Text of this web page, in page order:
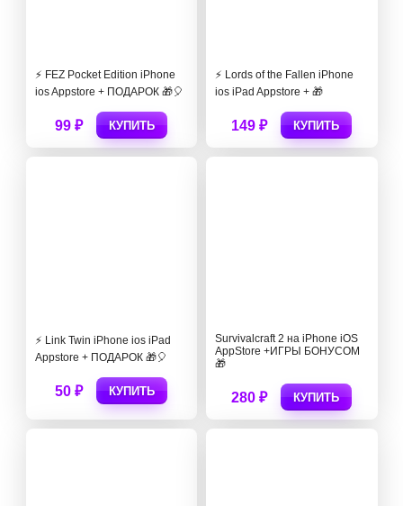
⚡ FEZ Pocket Edition iPhone
ios Appstore + ПОДАРОК 🎁🎈
99 ₽ КУПИТЬ
⚡️ Lords of the Fallen iPhone
ios iPad Appstore + 🎁
149 ₽ КУПИТЬ
⚡️ Link Twin iPhone ios iPad
Appstore + ПОДАРОК 🎁🎈
50 ₽ КУПИТЬ
Survivalcraft 2 на iPhone iOS
AppStore +ИГРЫ БОНУСОМ
🎁
280 ₽ КУПИТЬ